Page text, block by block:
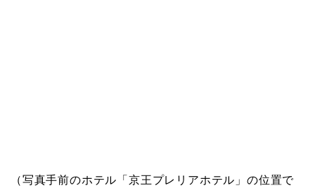
（写真手前のホテル「京王プレリアホテル」の位置で